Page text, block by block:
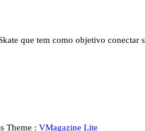
que tem como objetivo
Theme : VMagazine Lite